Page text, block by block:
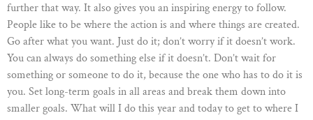
further that way. It also gives you an inspiring energy to follow.
People like to be where the action is and where things are created.
Go after what you want. Just do it; don’t worry if it doesn’t work.
You can always do something else if it doesn’t. Don’t wait for
something or someone to do it, because the one who has to do it is
you. Set long-term goals in all areas and break them down into
smaller goals. What will I do this year and today to get to where I